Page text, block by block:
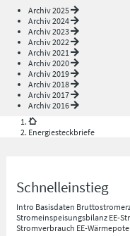
Archiv 2025
Archiv 2024
Archiv 2023
Archiv 2022
Archiv 2021
Archiv 2020
Archiv 2019
Archiv 2018
Archiv 2017
Archiv 2016
Energiesteckbriefe
Schnelleinstieg
Intro Basisdaten
Stromeinspeisungsbilanz EE-
Stromverbrauch EE-